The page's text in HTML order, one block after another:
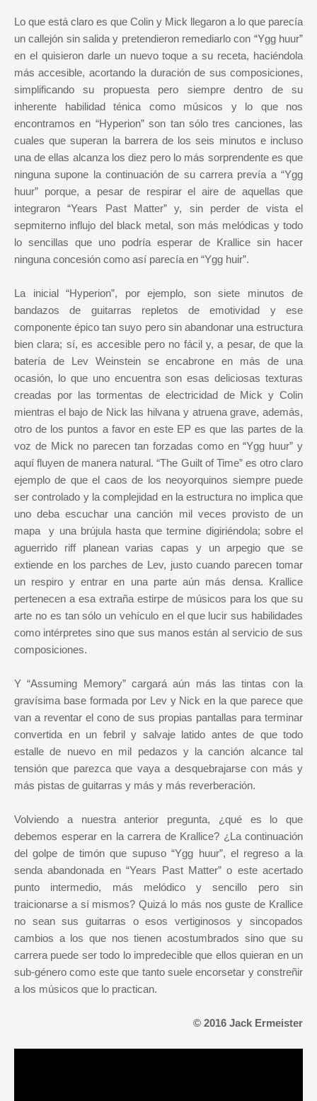
Lo que está claro es que Colin y Mick llegaron a lo que parecía
un callejón sin salida y pretendieron remediarlo con “Ygg huur”
en el quisieron darle un nuevo toque a su receta, haciéndola
más accesible, acortando la duración de sus composiciones,
simplificando su propuesta pero siempre dentro de su
inherente habilidad ténica como músicos y lo que nos
encontramos en “Hyperion” son tan sólo tres canciones, las
cuales que superan la barrera de los seis minutos e incluso
una de ellas alcanza los diez pero lo más sorprendente es que
ninguna supone la continuación de su carrera prevía a “Ygg
huur” porque, a pesar de respirar el aire de aquellas que
integraron “Years Past Matter” y, sin perder de vista el
sepmiterno influjo del black metal, son más melódicas y todo
lo sencillas que uno podría esperar de Krallice sin hacer
ninguna concesión como así parecía en “Ygg huir”.
La inicial “Hyperion”, por ejemplo, son siete minutos de
bandazos de guitarras repletos de emotividad y ese
componente épico tan suyo pero sin abandonar una estructura
bien clara; sí, es accesible pero no fácil y, a pesar, de que la
batería de Lev Weinstein se encabrone en más de una
ocasión, lo que uno encuentra son esas deliciosas texturas
creadas por las tormentas de electricidad de Mick y Colin
mientras el bajo de Nick las hilvana y atruena grave, además,
otro de los puntos a favor en este EP es que las partes de la
voz de Mick no parecen tan forzadas como en “Ygg huur” y
aquí fluyen de manera natural. “The Guilt of Time” es otro claro
ejemplo de que el caos de los neoyorquinos siempre puede
ser controlado y la complejidad en la estructura no implica que
uno deba escuchar una canción mil veces provisto de un
mapa
y una brújula hasta que termine digiriéndola; sobre el
aguerrido riff planean varias capas y un arpegio que se
extiende en los parches de Lev, justo cuando parecen tomar
un respiro y entrar en una parte aún más densa. Krallice
pertenecen a esa extraña estirpe de músicos para los que su
arte no es tan sólo un vehículo en el que lucir sus habilidades
como intérpretes sino que sus manos están al servicio de sus
composiciones.
Y “Assuming Memory” cargará aún más las tintas con la
gravísima base formada por Lev y Nick en la que parece que
van a reventar el cono de sus propias pantallas para terminar
convertida en un febril y salvaje latido antes de que todo
estalle de nuevo en mil pedazos y la canción alcance tal
tensión que parezca que vaya a desquebrajarse con más y
más pistas de guitarras y más y más reverberación.
Volviendo a nuestra anterior pregunta, ¿qué es lo que
debemos esperar en la carrera de Krallice? ¿La continuación
del golpe de timón que supuso “Ygg huur”, el regreso a la
senda abandonada en “Years Past Matter” o este acertado
punto intermedio, más melódico y sencillo pero sin
traicionarse a sí mismos? Quizá lo más nos guste de Krallice
no sean sus guitarras o esos vertiginosos y sincopados
cambios a los que nos tienen acostumbrados sino que su
carrera puede ser todo lo impredecible que ellos quieran en un
sub-género como este que tanto suele encorsetar y constreñir
a los músicos que lo practican.
© 2016 Jack Ermeister